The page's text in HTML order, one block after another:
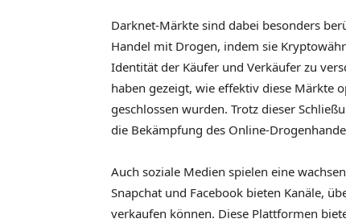
Darknet-Märkte sind dabei besonders
Handel mit Drogen, indem sie
Identität der Käufer und Verkäufer zu
haben gezeigt, wie effektiv diese Märkte
geschlossen wurden. Trotz dieser
die Bekämpfung des Online-
Auch soziale Medien spielen eine
Snapchat und Facebook bieten Kanäle,
verkaufen können. Diese Plattformen